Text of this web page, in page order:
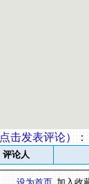
点击发表评论） ：
评论人